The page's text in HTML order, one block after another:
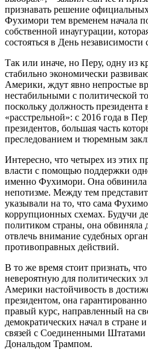
признавать решение
Фухимори тем временем начала
собственной инаугурации,
состояться в День
Так или иначе, но Перу, одну из
стабильно экономически
Америки, ждут явно непростые
нестабильными с политической
поскольку должность президента
«расстрельной»: с 2016 года в
президентов, большая часть
преследованием и тюремным
Интересно, что четырех из этих
власти с помощью поддержки
именно Фухимори. Она обвинила
непотизме. Между тем
указывали на то, что сама
коррупционных схемах. Будучи
политиком страны, она обвиняла
отвлечь внимание судебных
противоправных действий.
В то же время стоит признать,
невероятную для политических
Америки настойчивость в
президентом, она
правый курс, направленный на
демократических начал в стране
связей с Соединенными Штатами
Дональдом Трампом.